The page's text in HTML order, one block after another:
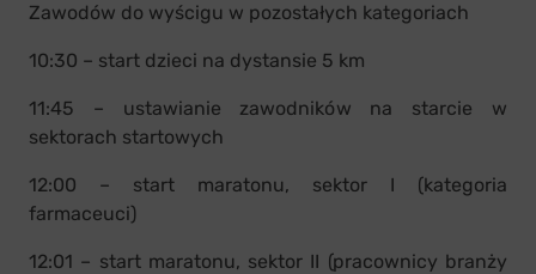
Zawodów do wyścigu w pozostałych kategoriach
10:30 – start dzieci na dystansie 5 km
11:45 – ustawianie zawodników na starcie w
sektorach startowych
12:00 – start maratonu, sektor I (kategoria
farmaceuci)
12:01 – start maratonu, sektor II (pracownicy branży